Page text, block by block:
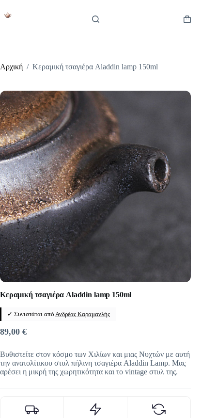
στο
Καλάθι
Αρχική / Κεραμική τσαγιέρα Aladdin lamp 150ml
Κεραμική τσαγιέρα Aladdin lamp 150ml
✓ Συνιστάται από Ανδρέας Καραμανλής
89,00 €
Βυθιστείτε στον κόσμο των Χιλίων και μιας Νυχτών με αυτή
την ανατολίτικου στυλ πήλινη τσαγιέρα Aladdin Lamp. Μας
αρέσει η μικρή της χωρητικότητα και το vintage στυλ της.